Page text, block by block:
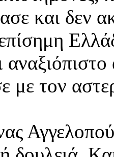
και δεν
με τον